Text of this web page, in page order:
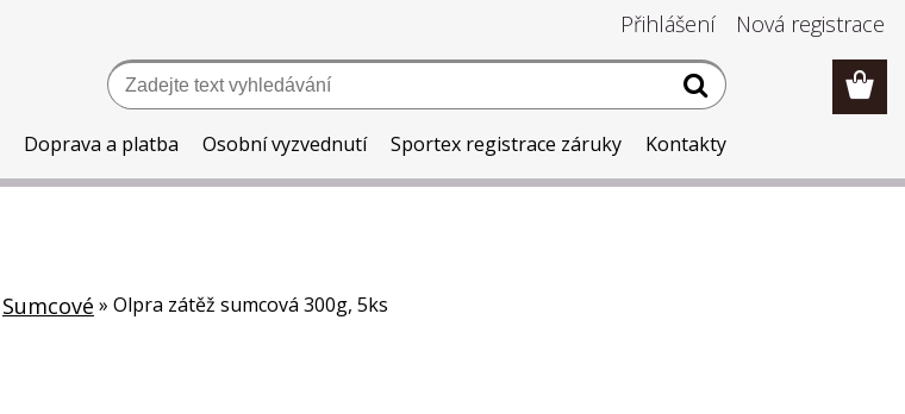
Doprava a platba Osobní vyzvednutí Sportex registrace záruky Kontakty
Přihlášení Nová registrace
Sumcové » Olpra zátěž sumcová 300g, 5ks